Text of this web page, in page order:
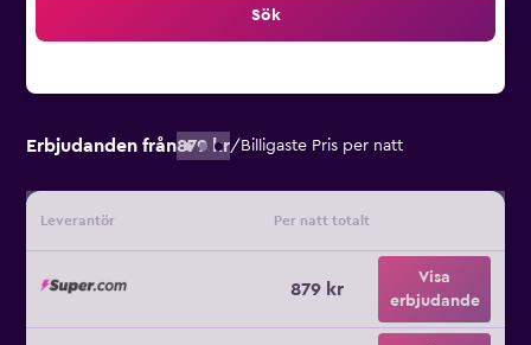
Sök
Erbjudanden från879 kr/ Billigaste Pris per natt
Leverantör Per natt totalt
879 kr
Visa
erbjudande